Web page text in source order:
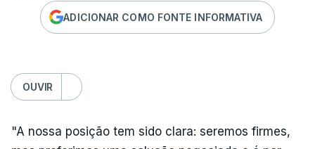
ADICIONAR COMO FONTE INFORMATIVA
OUVIR
"A nossa posição tem sido clara: seremos firmes,